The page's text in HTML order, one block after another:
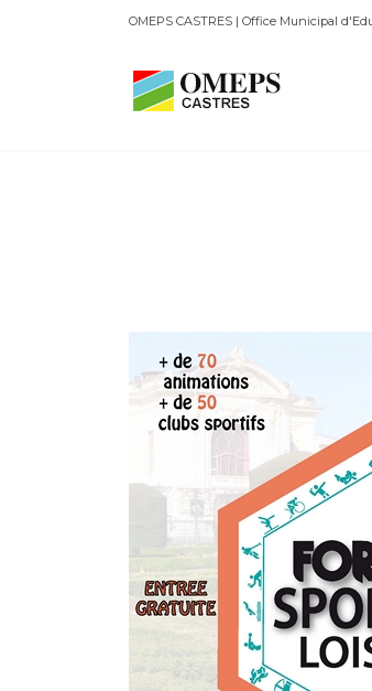
OMEPS CASTRES | Office Municipal